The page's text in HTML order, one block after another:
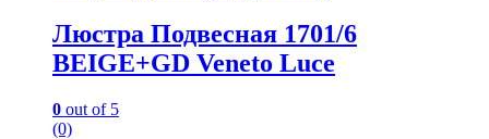
Люстра Подвесная 1701/6
BEIGE+GD Veneto Luce
0 out of 5
(0)